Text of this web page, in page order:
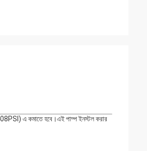
এ কমাতে হবে।এই পাম্প ইনস্টল করার